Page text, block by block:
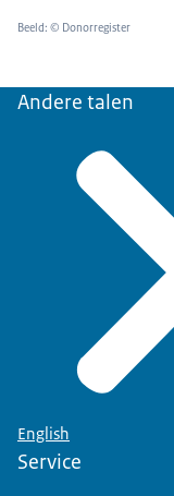
Beeld: © Donorregister
Andere talen
English
Service